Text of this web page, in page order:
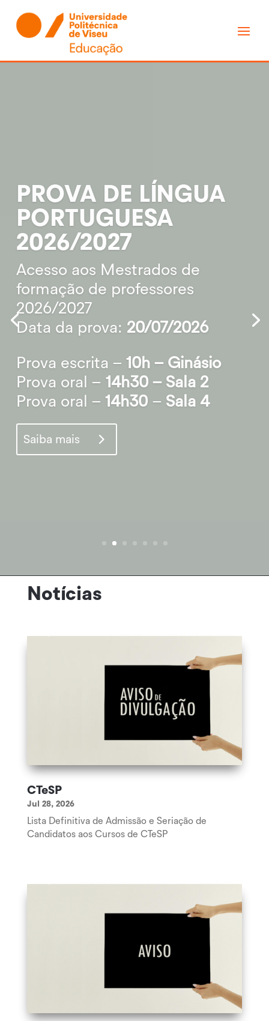
CTeSP
2026/2027
Candidaturas abertas
Saiba mais
Notícias
CTeSP
Jul 28, 2026
Lista Definitiva de Admissão e Seriação de
Candidatos aos Cursos de CTeSP